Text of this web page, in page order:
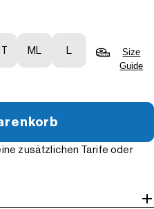
ML
Size
Guide
zusätzlichen Tarife oder